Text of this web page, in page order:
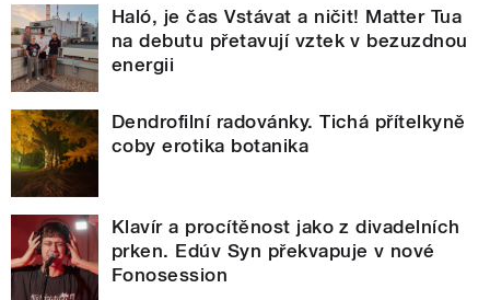
Haló, je čas Vstávat a ničit! Matter Tua
na debutu přetavují vztek v bezuzdnou
energii
Dendrofilní radovánky. Tichá přítelkyně
coby erotika botanika
Klavír a procítěnost jako z divadelních
prken. Edúv Syn překvapuje v nové
Fonosession